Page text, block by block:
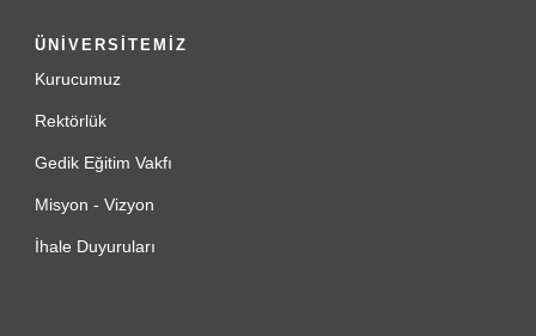
ÜNİVERSİTEMİZ
Kurucumuz
Rektörlük
Gedik Eğitim Vakfı
Misyon - Vizyon
İhale Duyuruları